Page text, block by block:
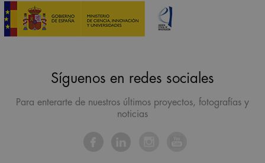
Síguenos en redes sociales
Para enterarte de nuestros últimos proyectos, fotografías y
noticias